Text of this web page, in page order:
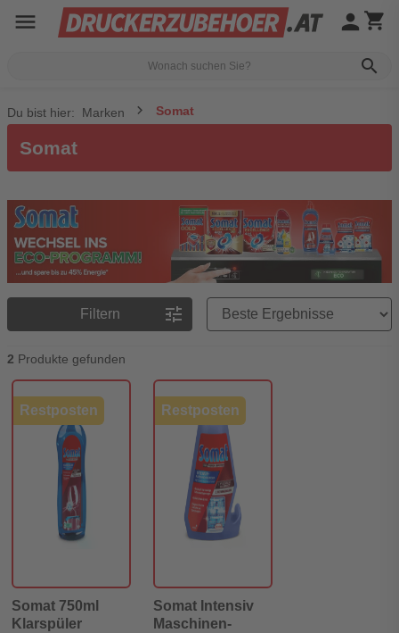
menu
search
person shopping_cart
Du bist hier: Marken Somat
Somat
Filtern tune
Preisreihenfolge
2 Produkte gefunden
Restposten
Somat 750ml
Klarspüler
Restposten
Somat Intensiv
Maschinen-